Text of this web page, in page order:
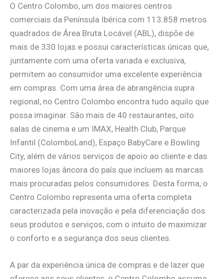
O Centro Colombo, um dos maiores centros
comerciais da Península Ibérica com 113.858 metros
quadrados de Área Bruta Locável (ABL), dispõe de
mais de 330 lojas e possui características únicas que,
juntamente com uma oferta variada e exclusiva,
permitem ao consumidor uma excelente experiência
em compras. Com uma área de abrangência supra
regional, no Centro Colombo encontra tudo aquilo que
possa imaginar. São mais de 40 restaurantes, oito
salas de cinema e um IMAX, Health Club, Parque
Infantil (ColomboLand), Espaço BabyCare e Bowling
City, além de vários serviços de apoio ao cliente e das
maiores lojas âncora do país que incluem as marcas
mais procuradas pelos consumidores. Desta forma, o
Centro Colombo representa uma oferta completa
caracterizada pela inovação e pela diferenciação dos
seus produtos e serviços, com o intuito de maximizar
o conforto e a segurança dos seus clientes.
A par da experiência única de compras e de lazer que